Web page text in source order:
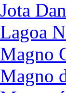
Jota
Lagoa
Magno
Magno